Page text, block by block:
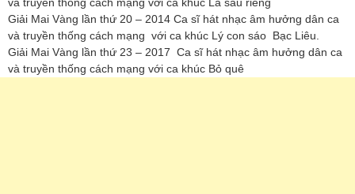
Giải Mai Vàng lần thứ 20 – 2014 Ca sĩ hát nhạc âm hưởng dân ca
và truyền thống cách mạng với ca khúc Lý con sáo Bạc Liêu.
Giải Mai Vàng lần thứ 23 – 2017 Ca sĩ hát nhạc âm hưởng dân ca
và truyền thống cách mạng với ca khúc Bỏ quê